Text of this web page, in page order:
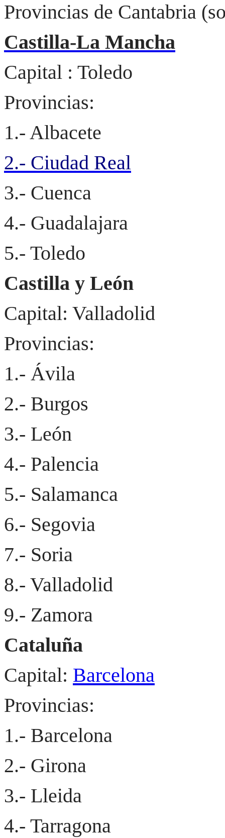
Provincias de Cantabria
Castilla-La Mancha
Capital : Toledo
Provincias:
1.- Albacete
2.- Ciudad Real
3.- Cuenca
4.- Guadalajara
5.- Toledo
Castilla y León
Capital: Valladolid
Provincias:
1.- Ávila
2.- Burgos
3.- León
4.- Palencia
5.- Salamanca
6.- Segovia
7.- Soria
8.- Valladolid
9.- Zamora
Cataluña
Capital: Barcelona
Provincias:
1.- Barcelona
2.- Girona
3.- Lleida
4.- Tarragona